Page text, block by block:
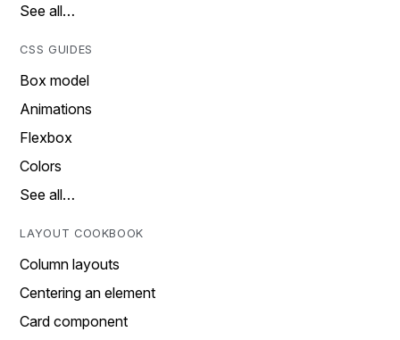
See all…
CSS GUIDES
Box model
Animations
Flexbox
Colors
See all…
LAYOUT COOKBOOK
Column layouts
Centering an element
Card component